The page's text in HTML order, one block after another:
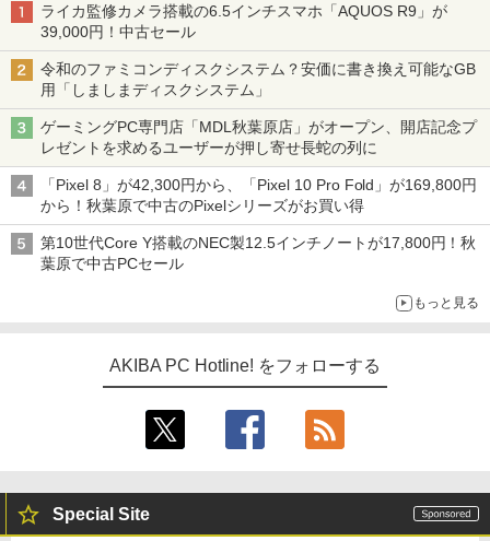
ライカ監修カメラ搭載の6.5インチスマホ「AQUOS R9」が
39,000円！中古セール
令和のファミコンディスクシステム？安価に書き換え可能なGB
用「しましまディスクシステム」
ゲーミングPC専門店「MDL秋葉原店」がオープン、開店記念プ
レゼントを求めるユーザーが押し寄せ長蛇の列に
「Pixel 8」が42,300円から、「Pixel 10 Pro Fold」が169,800円
から！秋葉原で中古のPixelシリーズがお買い得
第10世代Core Y搭載のNEC製12.5インチノートが17,800円！秋
葉原で中古PCセール
もっと見る
AKIBA PC Hotline! をフォローする
Special Site